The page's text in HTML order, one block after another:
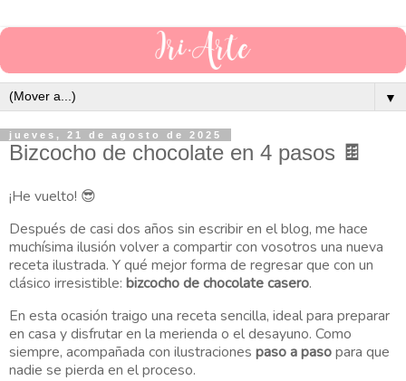
▼
jueves, 21 de agosto de 2025
Bizcocho de chocolate en 4 pasos 🍫
¡He vuelto! 😎
Después de casi dos años sin escribir en el blog, me hace
muchísima ilusión volver a compartir con vosotros una nueva
receta ilustrada. Y qué mejor forma de regresar que con un
clásico irresistible: bizcocho de chocolate casero.
En esta ocasión traigo una receta sencilla, ideal para preparar
en casa y disfrutar en la merienda o el desayuno. Como
siempre, acompañada con ilustraciones paso a pasopara que
nadie se pierda en el proceso.